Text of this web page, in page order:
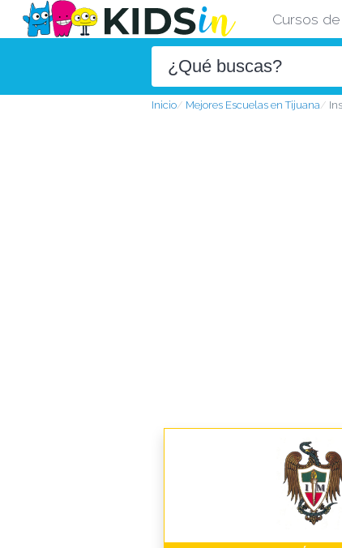
Cursos
Inicio Mejores Escuelas en Tijuana